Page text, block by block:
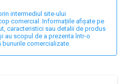
intermediul site-ului
comercial. Informațiile afișate pe
caracteristici sau detalii de produs
au scopul de a prezenta într-o
bunurile comercializate.